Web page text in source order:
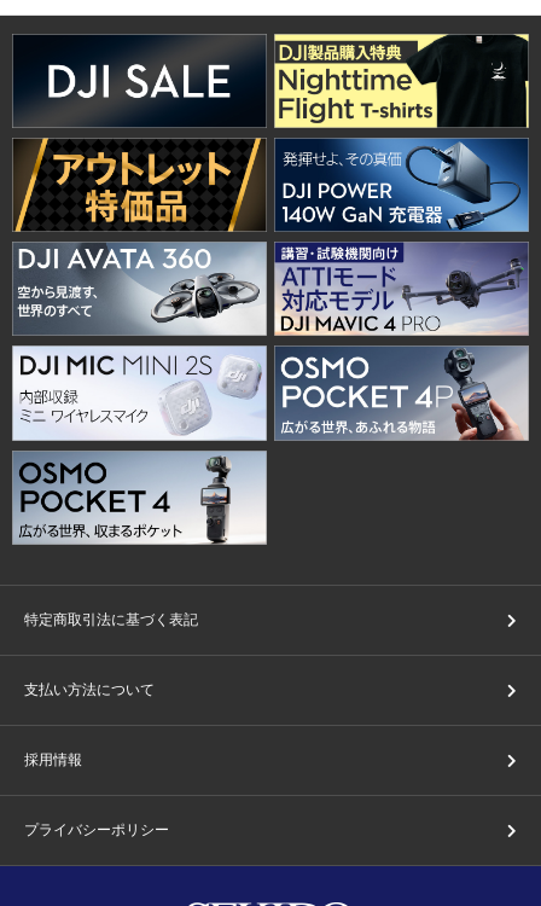
特定商取引法に基づく表記
支払い方法について
採用情報
プライバシーポリシー